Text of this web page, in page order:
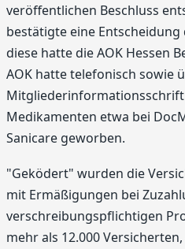
veröffentlichen Beschluss
bestätigte eine
diese hatte die AOK Hessen
AOK hatte telefonisch sowie
Medikamenten etwa bei
Sanicare geworben.
"Geködert" wurden die
mit Ermäßigungen bei
verschreibungspflichtigen
mehr als 12.000